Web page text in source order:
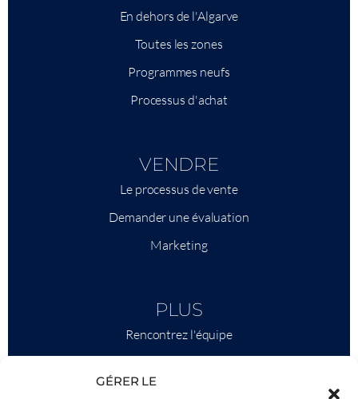
GÉRER LE
En dehors de l'Algarve
Toutes les zones
Programmes neufs
Processus d'achat
VENDRE
Le processus de vente
Demander une évaluation
Marketing
PLUS
Rencontrez l'équipe